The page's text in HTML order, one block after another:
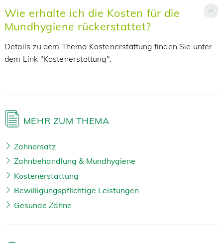
Wie erhalte ich die Kosten für die
Mundhygiene rückerstattet?
Details zu dem Thema Kostenerstattung finden Sie unter
dem Link "Kostenerstattung".
MEHR ZUM THEMA
Zahnersatz
Zahnbehandlung & Mundhygiene
Kostenerstattung
Bewilligungspflichtige Leistungen
Gesunde Zähne